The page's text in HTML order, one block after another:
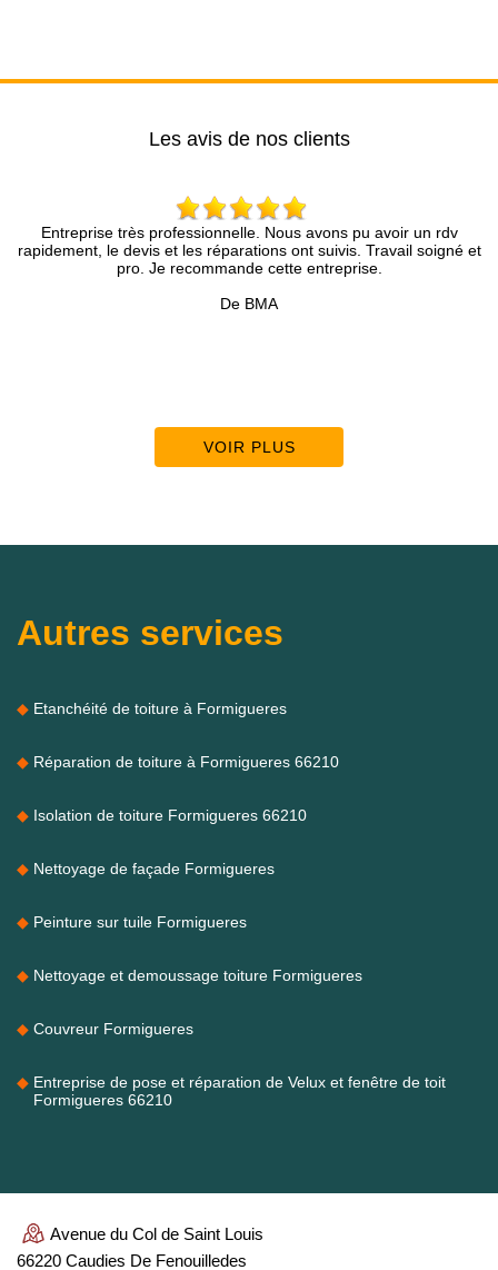
Les avis de nos clients
professionnelle. Nous avons pu avoir un rdv
et les réparations ont suivis. Travail soigné et
Je recommande cette entreprise.
Mr Brun et son
Nous sommes
VOIR PLUS
Autres services
Etanchéité de toiture à Formigueres
Réparation de toiture à Formigueres 66210
Isolation de toiture Formigueres 66210
Nettoyage de façade Formigueres
Peinture sur tuile Formigueres
Nettoyage et demoussage toiture Formigueres
Couvreur Formigueres
Entreprise de pose et réparation de Velux et fenêtre de toit
Formigueres 66210
Avenue du Col de Saint Louis
66220 Caudies De Fenouilledes